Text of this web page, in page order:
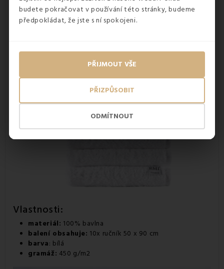
budete pokračovat v používání této stránky, budeme
předpokládat, že jste s ní spokojeni.
ODMÍTNOUT
PŘIZPŮSOBIT
PŘIJMOUT VŠE
Vlastnosti:
materiál: 100% bavlna
balení obsahuje: 10x ručník 50 x 90 cm
barva: bílá
gramáž: 450 g/m2